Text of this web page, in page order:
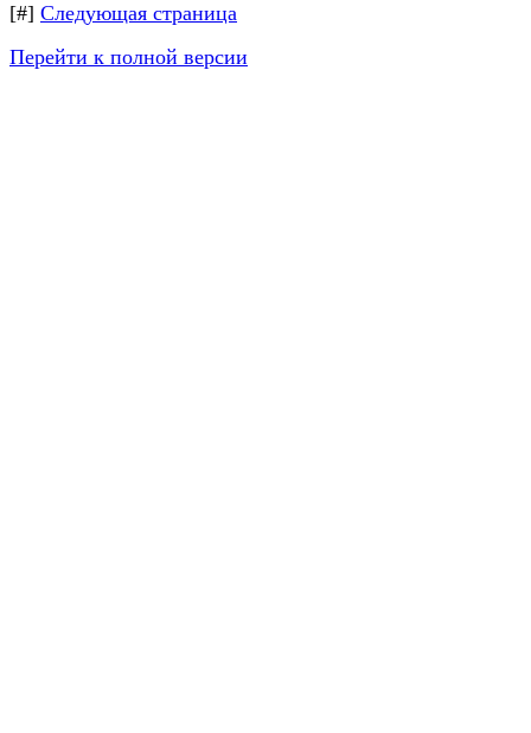
[#] Следующая страница
Перейти к полной версии